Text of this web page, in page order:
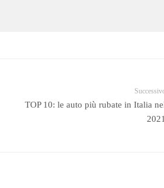
TOP 10: le auto più rubate in Italia
2021